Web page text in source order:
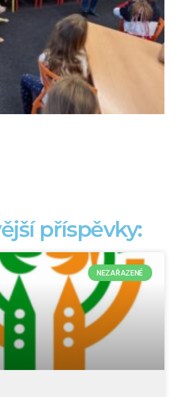
příspěvky:
NEZAŘAZENÉ